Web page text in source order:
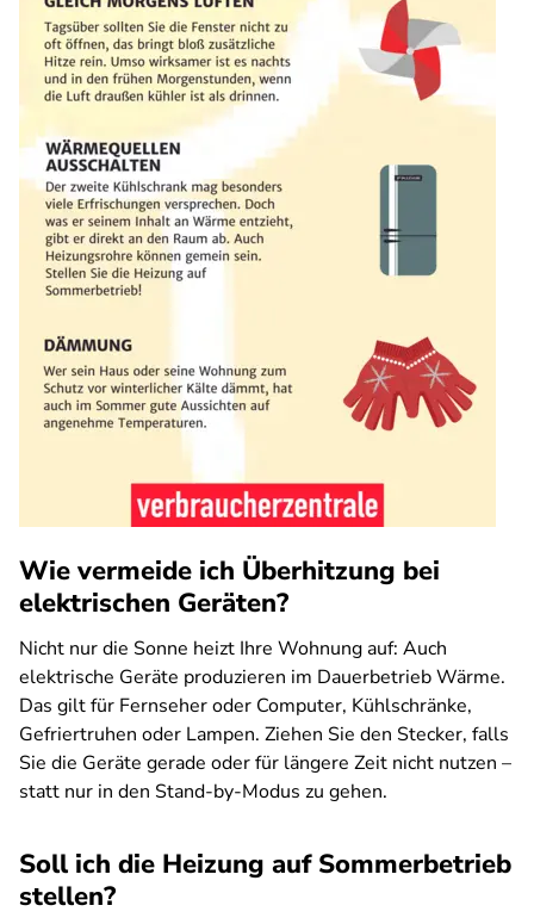
Wie vermeide ich Überhitzung bei
elektrischen Geräten?
Nicht nur die Sonne heizt Ihre Wohnung auf: Auch
elektrische Geräte produzieren im Dauerbetrieb Wärme.
Das gilt für Fernseher oder Computer, Kühlschränke,
Gefriertruhen oder Lampen. Ziehen Sie den Stecker, falls
Sie die Geräte gerade oder für längere Zeit nicht nutzen –
statt nur in den Stand-by-Modus zu gehen.
Soll ich die Heizung auf Sommerbetrieb
stellen?